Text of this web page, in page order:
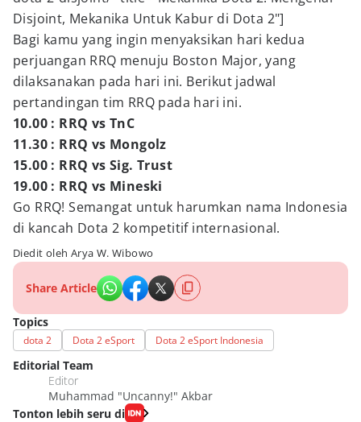
Disjoint, Mekanika Untuk Kabur di Dota 2"]
Bagi kamu yang ingin menyaksikan hari kedua
perjuangan RRQ menuju Boston Major, yang
dilaksanakan pada hari ini. Berikut jadwal
pertandingan tim RRQ pada hari ini.
10.00 : RRQ vs TnC
11.30 : RRQ vs Mongolz
15.00 : RRQ vs Sig. Trust
19.00 : RRQ vs Mineski
Go RRQ! Semangat untuk harumkan nama Indonesia
di kancah Dota 2 kompetitif internasional.
Diedit oleh Arya W. Wibowo
Share Article
Topics
dota 2 Dota 2 eSport Dota 2 eSport Indonesia
Editorial Team
Editor
Muhammad "Uncanny!" Akbar
Tonton lebih seru di